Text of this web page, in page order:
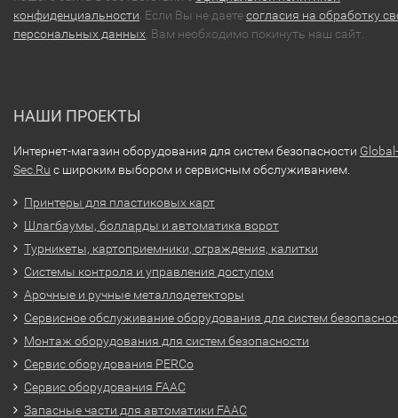
конфиденциальности . Если Вы не даетесогласия на обработку
персональных данных , Вам необходимо покинуть наш сайт.
НАШИ ПРОЕКТЫ
Интернет-магазин оборудования для систем безопасности Global-
Sec.Ru с широким выбором и сервисным обслуживанием.
Принтеры для пластиковых карт
Шлагбаумы, болларды и автоматика ворот
Турникеты, картоприемники, ограждения, калитки
Системы контроля и управления доступом
Арочные и ручные металлодетекторы
Сервисное обслуживание оборудования для систем
Монтаж оборудования для систем безопасности
Сервис оборудования PERCo
Сервис оборудования FAAC
Запасные части для автоматики FAAC